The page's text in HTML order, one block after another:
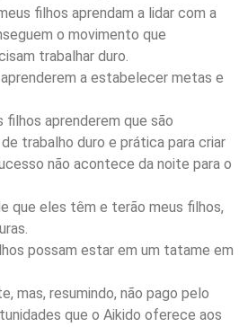
filhos aprendam a lidar com a
o movimento que
trabalhar duro.
a estabelecer metas e
filhos aprenderem que são
trabalho duro e prática para criar
não acontece da noite para o
que eles têm e terão meus filhos,
possam estar em um tatame em
mas, resumindo, não pago pelo
que o Aikido oferece aos